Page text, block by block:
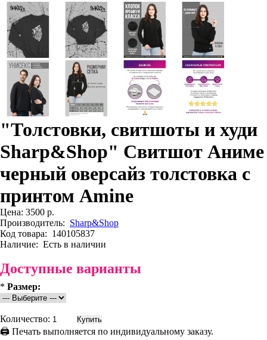
"Толстовки, свитшоты и худи
Sharp&Shop" Свитшот Аниме
черный оверсайз толстовка с
принтом Amine
Цена: 3500 р.
Производитель: Sharp&Shop
Код товара: 140105837
Наличие: Есть в наличии
Доступные варианты
* Размер:
Количество:
🖨 Печать выполняется по индивидуальному заказу.